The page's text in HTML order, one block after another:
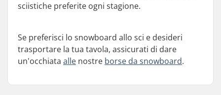
sciistiche preferite ogni stagione.
Se preferisci lo snowboard allo sci e desideri
trasportare la tua tavola, assicurati di dare
un'occhiata alle nostre borse da snowboard.